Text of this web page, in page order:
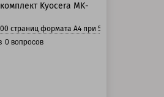
Kyocera MK-
страниц формата А4 при 5% заполнении
0 вопросов